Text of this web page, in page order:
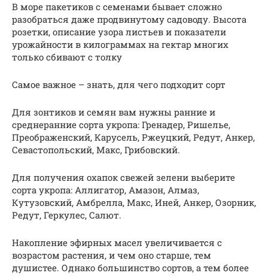
В море пакетиков с семенами бывает сложно
разобраться даже продвинутому садоводу. Высота
розетки, описание узора листьев и показатели
урожайности в килограммах на гектар многих
только сбивают с толку
Самое важное – знать, для чего подходит сорт
Для зонтиков и семян вам нужны ранние и
среднеранние сорта укропа: Гренадер, Ришелье,
Преображенский, Карусель, Ржеуцкий, Редут, Анкер,
Севастопольский, Макс, Грибовский.
Для получения охапок свежей зелени выберите
сорта укропа: Аллигатор, Амазон, Алмаз,
Кутузовский, Амбрелла, Макс, Иней, Анкер, Озорник,
Редут, Геркулес, Салют.
Накопление эфирных масел увеличивается с
возрастом растения, и чем оно старше, тем
душистее. Однако большинство сортов, а тем более